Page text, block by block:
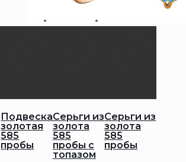
Подвеска
золотая
585
пробы
Серьги из
золота
585
пробы с
топазом
Серьги из
золота
585
пробы